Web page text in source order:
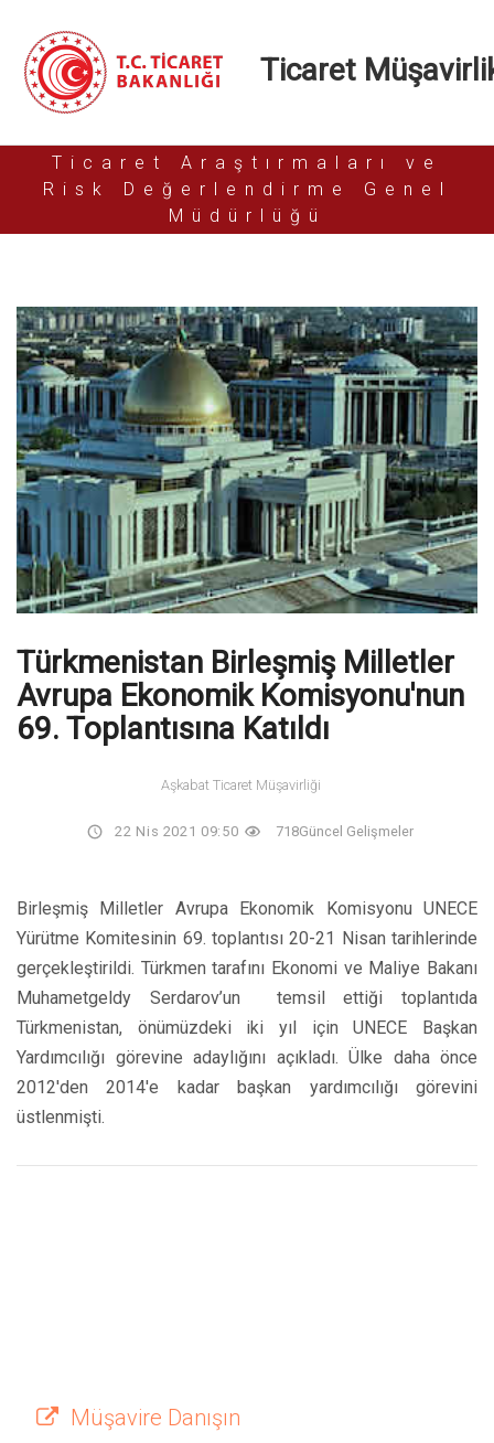
Ticaret
Ticaret Araştırmaları ve
Risk Değerlendirme Genel
Müdürlüğü
Türkmenistan Birleşmiş Milletler
Avrupa Ekonomik Komisyonu'nun
69. Toplantısına Katıldı
Aşkabat Ticaret Müşavirliği
22 Nis 2021 09:50 718Güncel Gelişmeler
Birleşmiş Milletler Avrupa Ekonomik Komisyonu UNECE
Yürütme Komitesinin 69. toplantısı 20-21 Nisan tarihlerinde
gerçekleştirildi. Türkmen tarafını Ekonomi ve Maliye Bakanı
Muhametgeldy Serdarov’un temsil ettiği toplantıda
Türkmenistan, önümüzdeki iki yıl için UNECE Başkan
Yardımcılığı görevine adaylığını açıkladı. Ülke daha önce
2012'den 2014'e kadar başkan yardımcılığı görevini
üstlenmişti.
Müşavire Danışın